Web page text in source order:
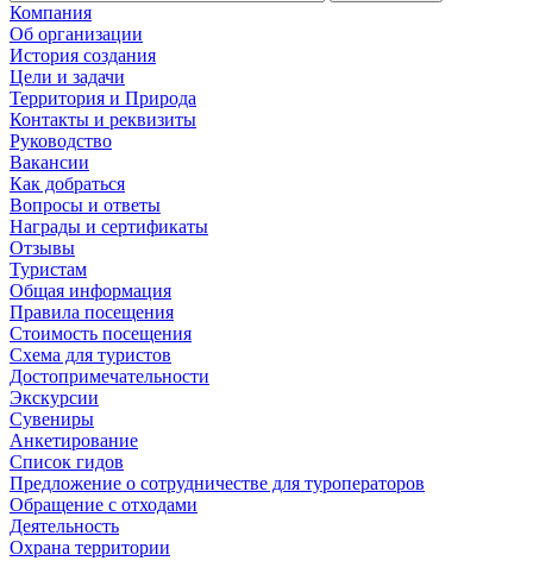
Компания
Об организации
История создания
Цели и задачи
Территория и Природа
Контакты и реквизиты
Руководство
Вакансии
Как добраться
Вопросы и ответы
Награды и сертификаты
Отзывы
Туристам
Общая информация
Правила посещения
Стоимость посещения
Схема для туристов
Достопримечательности
Экскурсии
Сувениры
Анкетирование
Список гидов
Предложение о сотрудничестве для туроператоров
Обращение с отходами
Деятельность
Охрана территории